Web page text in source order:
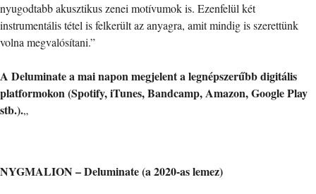
nyugodtabb akusztikus zenei motívumok is. Ezenfelül két
instrumentális tétel is felkerült az anyagra, amit mindig is szerettünk
volna megvalósítani.”
A Deluminate a mai napon megjelent a legnépszerűbb digitális
platformokon (Spotify, iTunes, Bandcamp, Amazon, Google Play
stb.).„
NYGMALION – Deluminate (a 2020-as lemez)